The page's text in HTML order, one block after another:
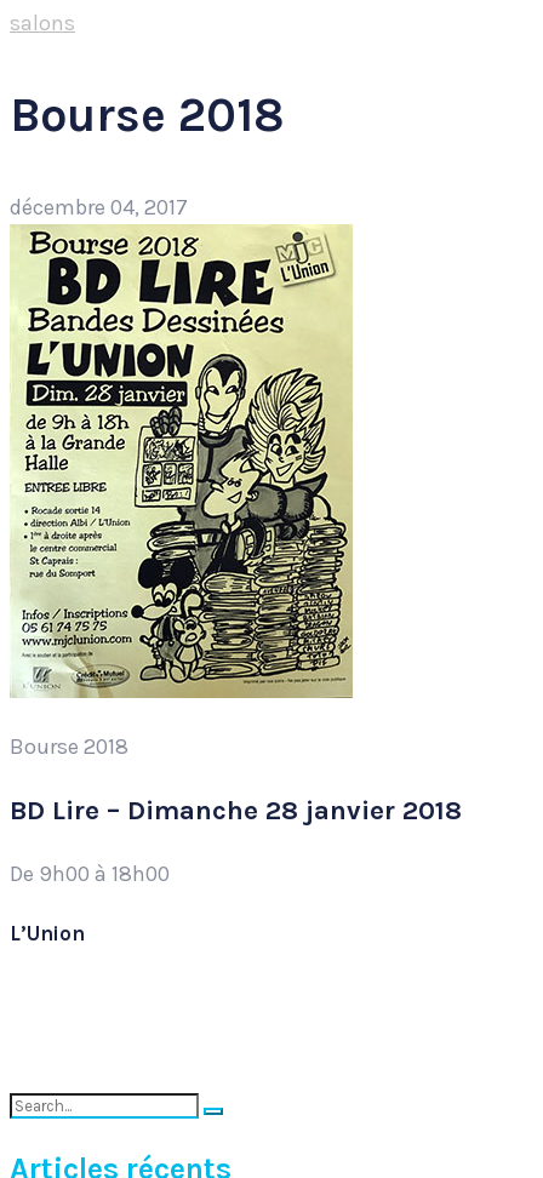
salons
Bourse 2018
décembre 04, 2017
Bourse 2018
BD Lire – Dimanche 28 janvier 2018
De 9h00 à 18h00
L’Union
Search
Search
Articles récents